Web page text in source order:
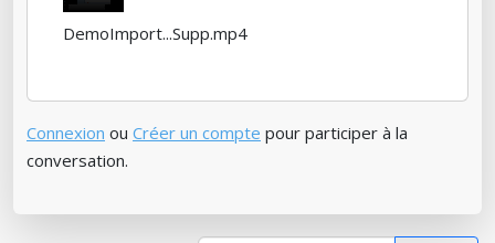
DemoImport...Supp.mp4
Connexion ou Créer un compte pour participer à la
conversation.